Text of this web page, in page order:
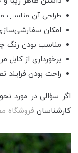
طراحی آن مناسب
امکان
مناسب بودن رنگ
برخورداری از کابل
راحت بودن فرایند
اگر سؤالی در مورد
کارشناسان فروشگاه